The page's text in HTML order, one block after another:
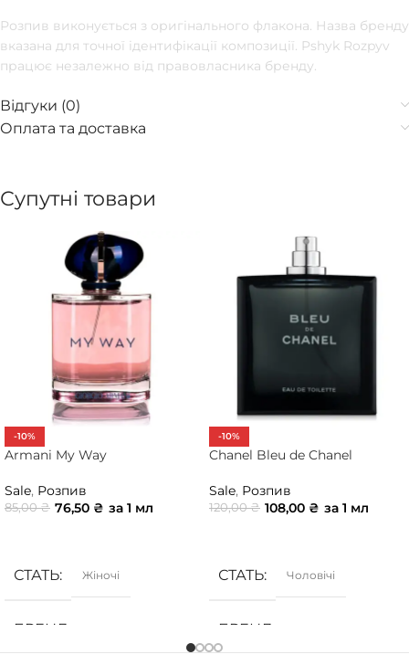
Розпив виконується з оригінального флакона. Назва бренду
вказана для точної ідентифікації композиції. Pshyk Rozpyv
працює незалежно від правовласника бренду.
Відгуки (0)
Оплата та доставка
Супутні товари
-10%
Armani My Way
Sale, Розпив
85,00₴ 76,50 ₴ за 1 мл
СТАТЬ Жіночі
БРЕНД
-10%
Chanel Bleu de Chanel
Sale, Розпив
120,00₴ 108,00 ₴ за 1 мл
СТАТЬ Чоловічі
БРЕНД